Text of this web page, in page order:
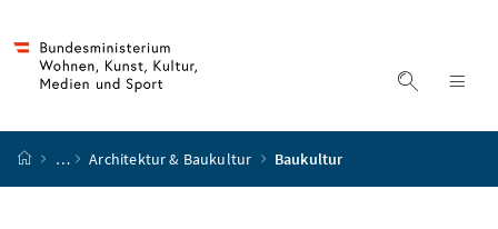
Suche
Startseite
… Architektur & Baukultur Baukultur